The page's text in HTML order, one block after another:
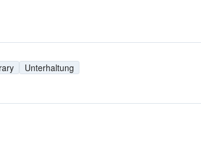
Unterhaltung